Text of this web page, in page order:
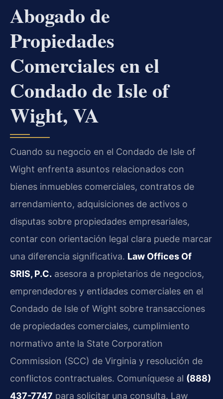
Abogado de
Propiedades
Comerciales en el
Condado de Isle of
Wight, VA
Cuando su negocio en el Condado de Isle of
Wight enfrenta asuntos relacionados con
bienes inmuebles comerciales, contratos de
arrendamiento, adquisiciones de activos o
disputas sobre propiedades empresariales,
contar con orientación legal clara puede marcar
una diferencia significativa. Law Offices Of
SRIS, P.C. asesora a propietarios de negocios,
emprendedores y entidades comerciales en el
Condado de Isle of Wight sobre transacciones
de propiedades comerciales, cumplimiento
normativo ante la State Corporation
Commission (SCC) de Virginia y resolución de
conflictos contractuales. Comuníquese al (888)
437-7747 para solicitar una consulta. Law